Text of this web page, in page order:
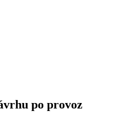
po provoz